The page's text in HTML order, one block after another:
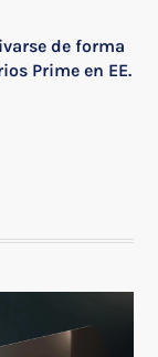
de forma
Prime en EE.